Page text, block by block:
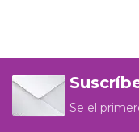
Se el